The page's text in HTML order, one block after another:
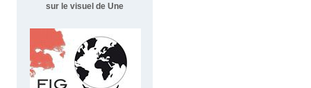
sur le visuel de Une